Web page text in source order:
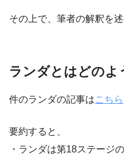
その上で、筆者の解釈を述
ランダとはどのよ
件のランダの記事はこちら
要約すると、
・ランダは第18ステージ